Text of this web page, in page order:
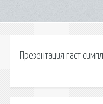
Презентация паст симпл